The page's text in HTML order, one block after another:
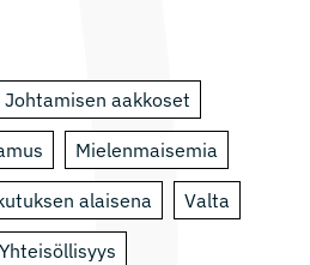
Johtamisen aakkoset
Mielenmaisemia
alaisena Valta
Yhteisöllisyys